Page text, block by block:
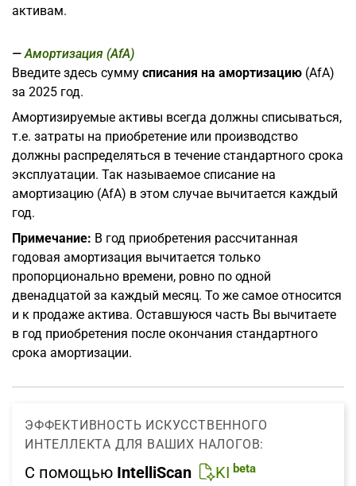
активам.
Амортизация (AfA)
Введите здесь сумму списания на амортизацию (AfA)
за 2025 год.
Амортизируемые активы всегда должны списываться,
т.е. затраты на приобретение или производство
должны распределяться в течение стандартного срока
эксплуатации. Так называемое списание на
амортизацию (AfA) в этом случае вычитается каждый
год.
Примечание: В год приобретения рассчитанная
годовая амортизация вычитается только
пропорционально времени, ровно по одной
двенадцатой за каждый месяц. То же самое относится
и к продаже актива. Оставшуюся часть Вы вычитаете
в год приобретения после окончания стандартного
срока амортизации.
ЭФФЕКТИВНОСТЬ ИСКУССТВЕННОГО
ИНТЕЛЛЕКТА ДЛЯ ВАШИХ НАЛОГОВ:
С помощью IntelliScan KI beta